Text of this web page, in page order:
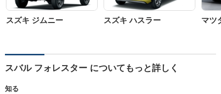
スズキ ジムニー スズキ ハスラー マツ
スバル フォレスター についてもっと詳しく
知る